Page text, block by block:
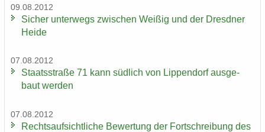
09.08.2012
Si­cher un­ter­wegs zwi­schen Wei­ßig und der Dresd­ner
Heide
07.08.2012
Staats­stra­ße 71 kann süd­lich von Lip­pen­dorf aus­ge­
baut wer­den
07.08.2012
Rechts­auf­sicht­li­che Be­wer­tung der Fort­schrei­bung des